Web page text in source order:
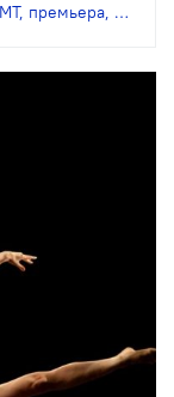
, премьера, Шарон